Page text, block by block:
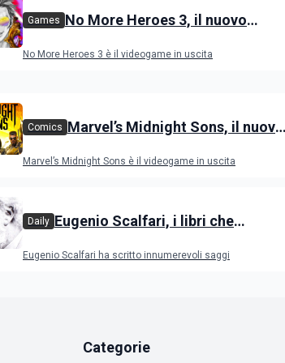
Games No More Heroes 3, il nuovo
No More Heroes 3 è il videogame in uscita
Comics Marvel’s Midnight Sons, il nuovo
Avengers
Marvel’s Midnight Sons è il videogame in uscita
Daily Eugenio Scalfari, i libri che
Eugenio Scalfari ha scritto innumerevoli saggi
Categorie